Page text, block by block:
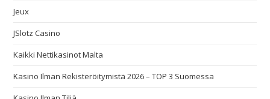
Jeux
JSlotz Casino
Kaikki Nettikasinot Malta
Kasino Ilman Rekisteröitymistä 2026 – TOP 3 Suomessa